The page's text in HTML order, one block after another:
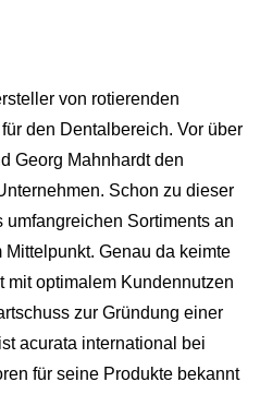
von rotierenden
den Dentalbereich. Vor über
Georg Mahnhardt den
Schon zu dieser
Sortiments an
Genau da keimte
mit optimalem Kundennutzen
zur Gründung einer
acurata international bei
für seine Produkte bekannt